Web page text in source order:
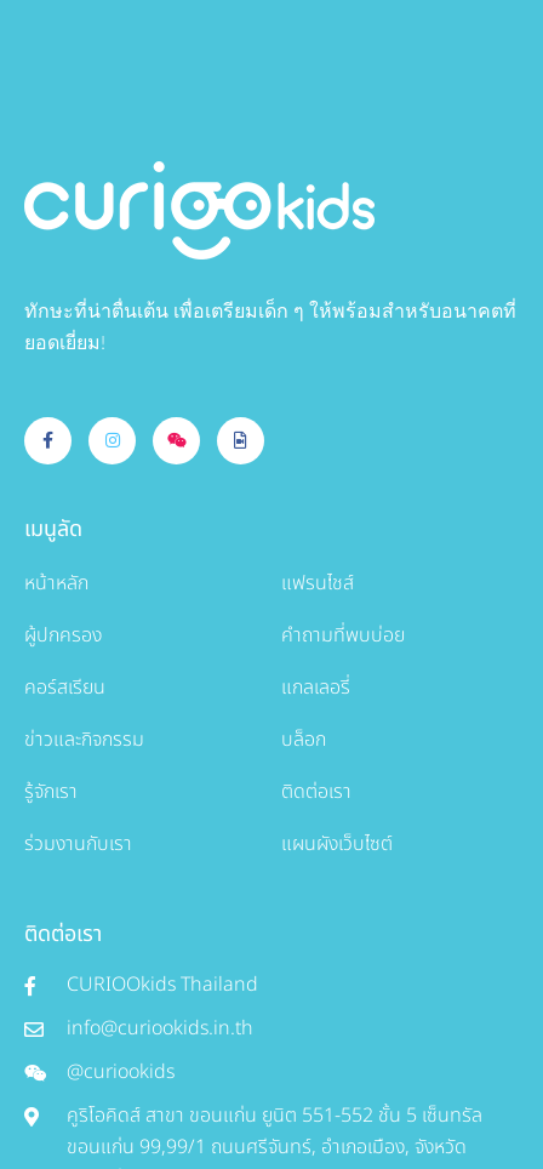
ทักษะที่น่าตื่นเต้น เพื่อเตรียมเด็ก ๆ ให้พร้อมสำหรับอนาคตที่
ยอดเยี่ยม!
เมนูลัด
หน้าหลัก
ผู้ปกครอง
คอร์สเรียน
ข่าวและกิจกรรม
รู้จักเรา
ร่วมงานกับเรา
แฟรนไชส์
คำถามที่พบบ่อย
แกลเลอรี่
บล็อก
ติดต่อเรา
แผนผังเว็บไซต์
ติดต่อเรา
CURIOOkids Thailand
info@curiookids.in.th
@curiookids
คูริโอคิดส์ สาขา ขอนแก่น ยูนิต 551-552 ชั้น 5 เซ็นทรัล
ขอนแก่น 99,99/1 ถนนศรีจันทร์, อำเภอเมือง, จังหวัด